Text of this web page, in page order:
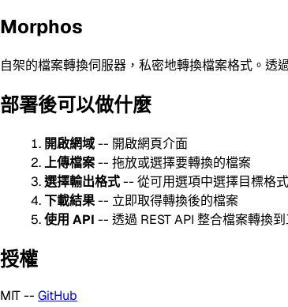
Morphos
自架的檔案轉換伺服器，私密地轉換檔案格式。透
部署後可以做什麼
開啟網域-- 開啟網頁介面
上傳檔案-- 拖放或選擇要轉換的檔案
選擇輸出格式-- 從可用選項中選擇目標格式
下載結果-- 立即取得轉換後的檔案
使用 API -- 透過 REST API 整合檔案轉換
授權
MIT -- GitHub